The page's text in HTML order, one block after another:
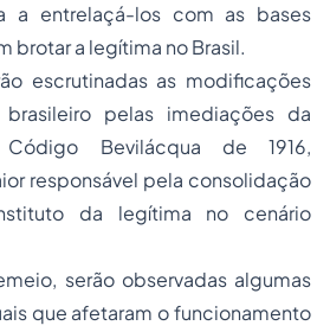
a entrelaçá-los com as bases
brotar a legítima no Brasil.
escrutinadas as modificações
pelas imediações da
Bevilácqua de 1916,
responsável pela consolidação
da legítima no cenário
serão observadas algumas
que afetaram o funcionamento